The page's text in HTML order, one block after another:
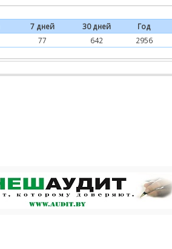
7 дней 30 дней Год
77 642 2956